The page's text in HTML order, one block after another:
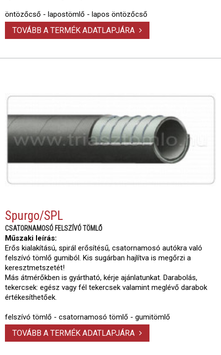
öntözőcső - lapostömlő - lapos öntözőcső
TOVÁBB A TERMÉK ADATLAPJÁRA
Spurgo/SPL
CSATORNAMOSÓ FELSZÍVÓ TÖMLŐ
Műszaki leírás:
Erős kialakítású, spirál erősítésű, csatornamosó autókra való
felszívó tömlő gumiból. Kis sugárban hajlítva is megőrzi a
keresztmetszetét!
Más átmérőkben is gyártható, kérje ajánlatunkat. Darabolás,
tekercsek: egész vagy fél tekercsek valamint meglévő darabok
értékesíthetőek.
felszívó tömlő - csatornamosó tömlő - gumitömlő
TOVÁBB A TERMÉK ADATLAPJÁRA